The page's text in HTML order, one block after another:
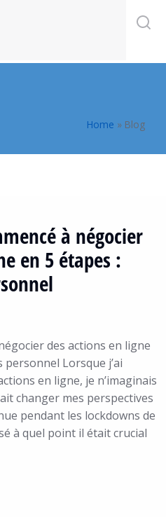
Home » Blog
à négocier
en 5 étapes :
des actions en ligne
Lorsque j’ai
en ligne, je n’imaginais
changer mes perspectives
pendant les lockdowns de
à quel point il était crucial